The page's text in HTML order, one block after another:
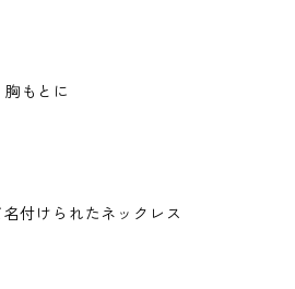
もとに
付けられたネックレス